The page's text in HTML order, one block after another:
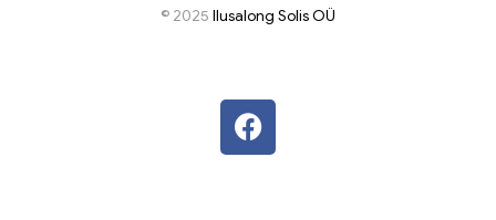
© 2025 Ilusalong Solis OÜ